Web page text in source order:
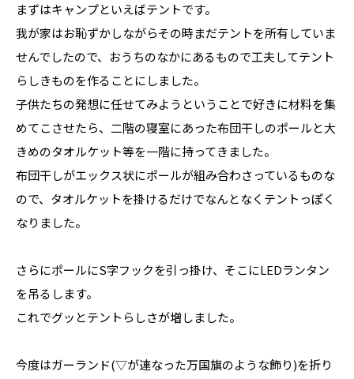
まずはキャンプといえばテントです。
我が家はお恥ずかしながらその時まだテントを所有していま
せんでしたので、おうちのなかにあるもので工夫してテント
らしきものを作ることにしました。
子供たちの発想に任せてみようということで好きに材料を集
めてこさせたら、二階の寝室にあった布団干しのポールと大
きめのタオルケット等を一階に持ってきました。
布団干しがエックス状にポールが組み合わさっているものな
ので、タオルケットを掛けるだけでなんとなくテントっぽく
なりました。
さらにポールにS字フックを引っ掛け、そこにLEDランタン
を吊るします。
これでグッとテントらしさが増しました。
今度はガーランド(▽が連なった万国旗のような飾り)を折り